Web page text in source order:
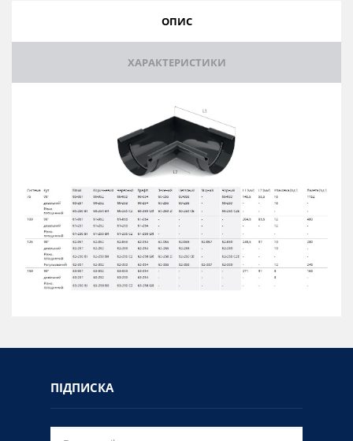
ОПИС
ХАРАКТЕРИСТИКИ
ПІДПИСКА